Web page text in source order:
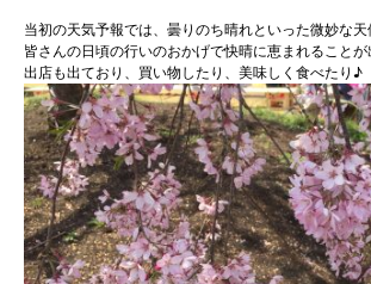
当初の天気予報では、曇りのち晴れといった微妙な天
皆さんの日頃の行いのおかげで快晴に恵まれることが
出店も出ており、買い物したり、美味しく食べたり♪